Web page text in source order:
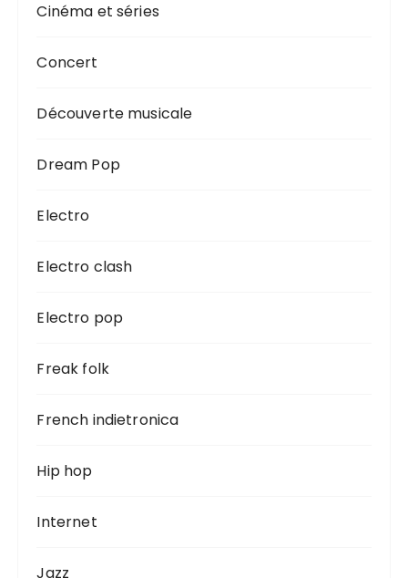
Cinéma et séries
Concert
Découverte musicale
Dream Pop
Electro
Electro clash
Electro pop
Freak folk
French indietronica
Hip hop
Internet
Jazz